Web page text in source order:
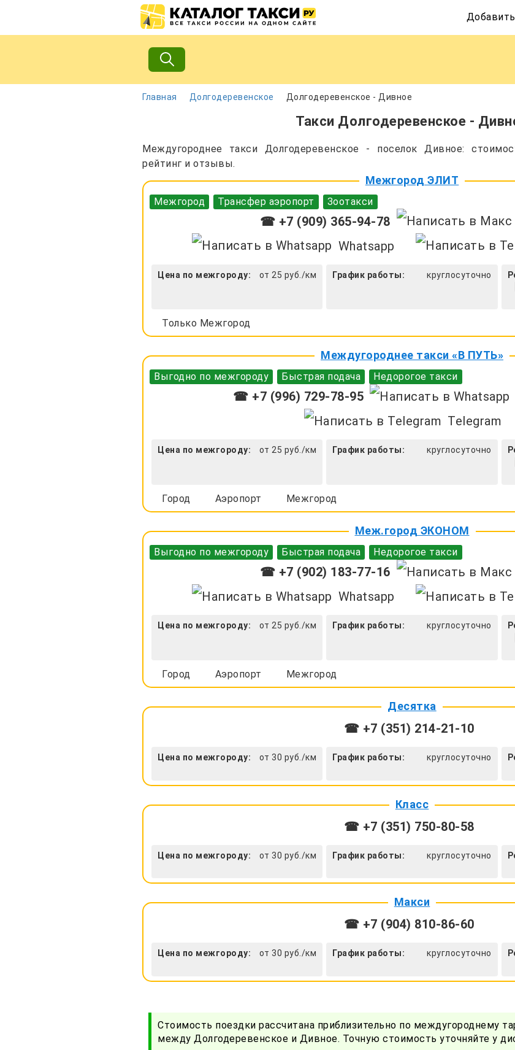
Главная Долгодеревенское Долгодеревенское - Дивное
Такси Долгодеревенское -
Междугороднее такси Долгодеревенское - поселок Дивное:
рейтинг и отзывы.
Межгород ЭЛИТ
Межгород Трансфер аэропорт Зоотакси
☎ +7 (909) 365-94-78
Whatsapp
Цена по межгороду: от 25 руб./км График работы: круглосуточно
Только Межгород
Междугороднее такси «В ПУТЬ»
Выгодно по межгороду Быстрая подача Недорогое такси
☎ +7 (996) 729-78-95
Telegram
Цена по межгороду: от 25 руб./км График работы: круглосуточно
Город Аэропорт Межгород
Меж.город ЭКОНОМ
Выгодно по межгороду Быстрая подача Недорогое такси
☎ +7 (902) 183-77-16
Whatsapp
Цена по межгороду: от 25 руб./км График работы: круглосуточно
Город Аэропорт Межгород
Десятка
☎ +7 (351) 214-21-10
Цена по межгороду: от 30 руб./км График работы: круглосуточно
Класс
☎ +7 (351) 750-80-58
Цена по межгороду: от 30 руб./км График работы: круглосуточно
Макси
☎ +7 (904) 810-86-60
Цена по межгороду: от 30 руб./км График работы: круглосуточно
Стоимость поездки рассчитана приблизительно по междугороднему
между Долгодеревенское и Дивное. Точную стоимость уточняйте у